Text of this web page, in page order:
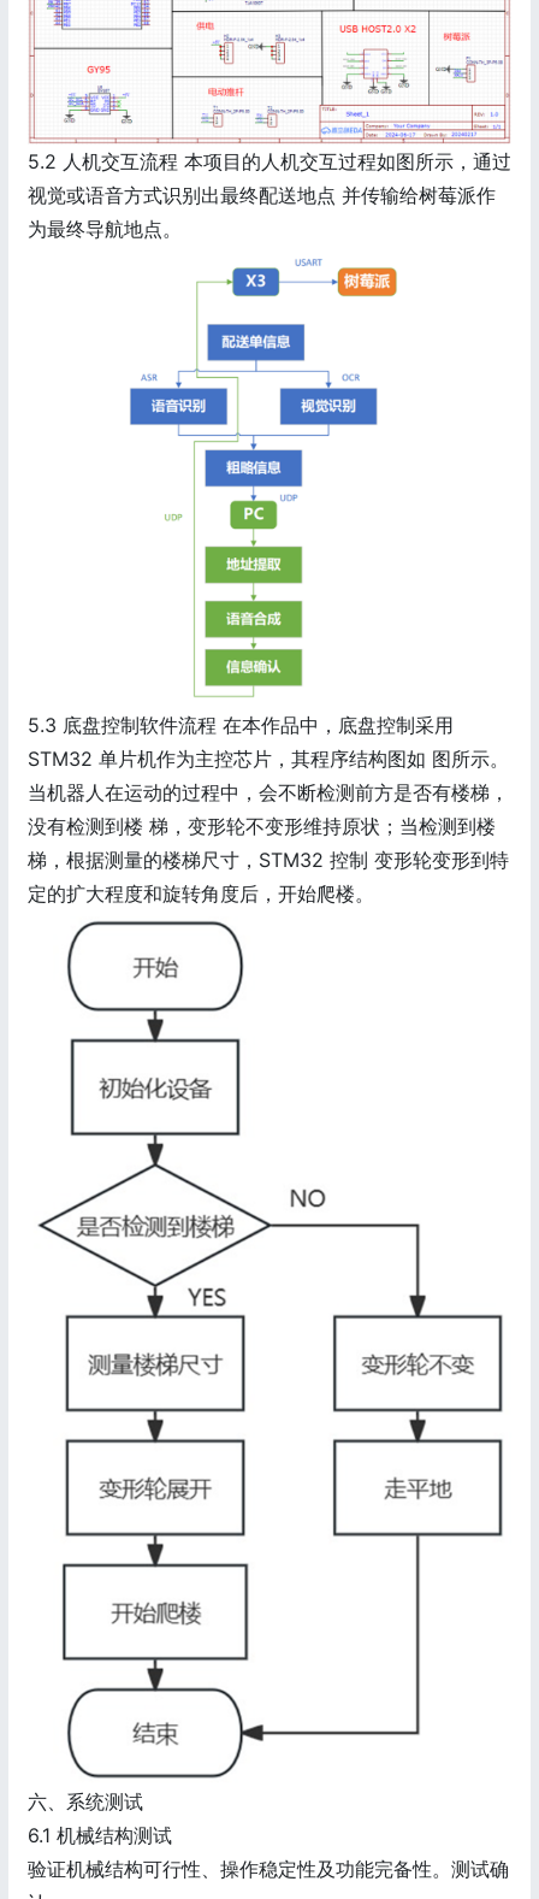
5.2 人机交互流程 本项目的人机交互过程如图所示，通过
视觉或语音方式识别出最终配送地点 并传输给树莓派作
为最终导航地点。
5.3 底盘控制软件流程 在本作品中，底盘控制采用
STM32 单片机作为主控芯片，其程序结构图如 图所示。
当机器人在运动的过程中，会不断检测前方是否有楼梯，
没有检测到楼 梯，变形轮不变形维持原状；当检测到楼
梯，根据测量的楼梯尺寸，STM32 控制 变形轮变形到特
定的扩大程度和旋转角度后，开始爬楼。
六、系统测试
6.1 机械结构测试
验证机械结构可行性、操作稳定性及功能完备性。测试确